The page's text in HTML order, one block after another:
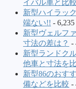
イバル車と比較
新型ハイラッ
端ない!! -
新型ヴェルフ
寸法の差は？ -
新型ランドク
他車と寸法を
新型86のおす
備などを比較 -